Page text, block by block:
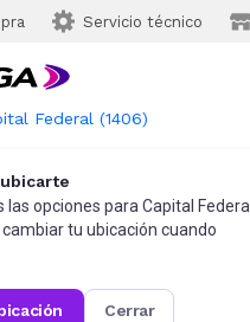
Servicio técnico
Federal (1406)
las opciones para Capital Federal
cambiar tu ubicación cuando
cerrar